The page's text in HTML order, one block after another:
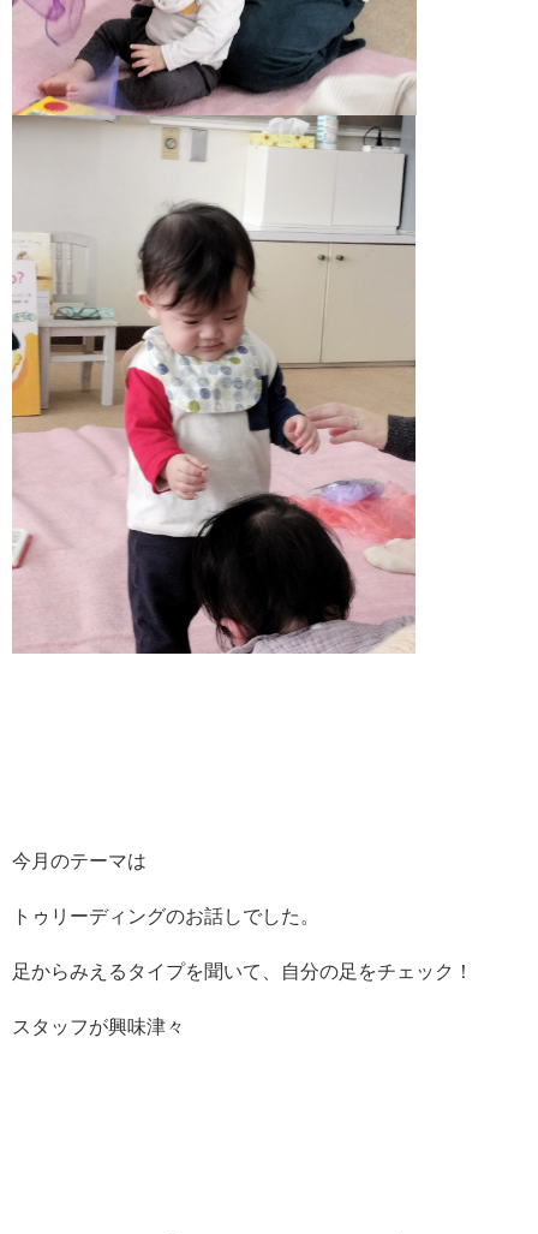
今月のテーマは
トゥリーディングのお話しでした。
足からみえるタイプを聞いて、自分の足をチェック！
スタッフが興味津々